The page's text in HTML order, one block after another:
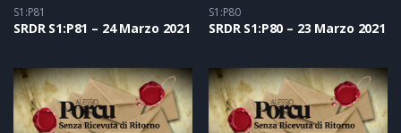
S1:P81
SRDR S1:P81 – 24 Marzo 2021
S1:P80
SRDR S1:P80 – 23 Marzo 2021